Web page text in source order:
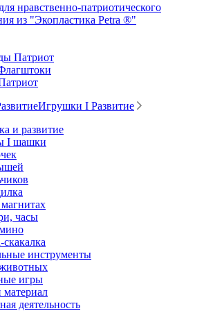
нравственно-патриотического
из "Экопластика Petra ®"
Патриот
Игрушки I Развитие
и развитие
I шашки
часы
инструменты
игры
деятельность